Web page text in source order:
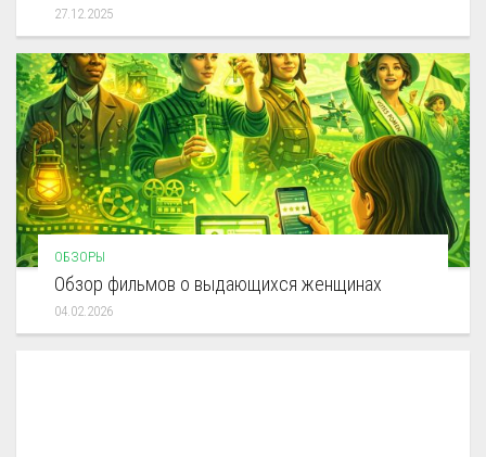
27.12.2025
ОБЗОРЫ
Обзор фильмов о выдающихся женщинах
04.02.2026